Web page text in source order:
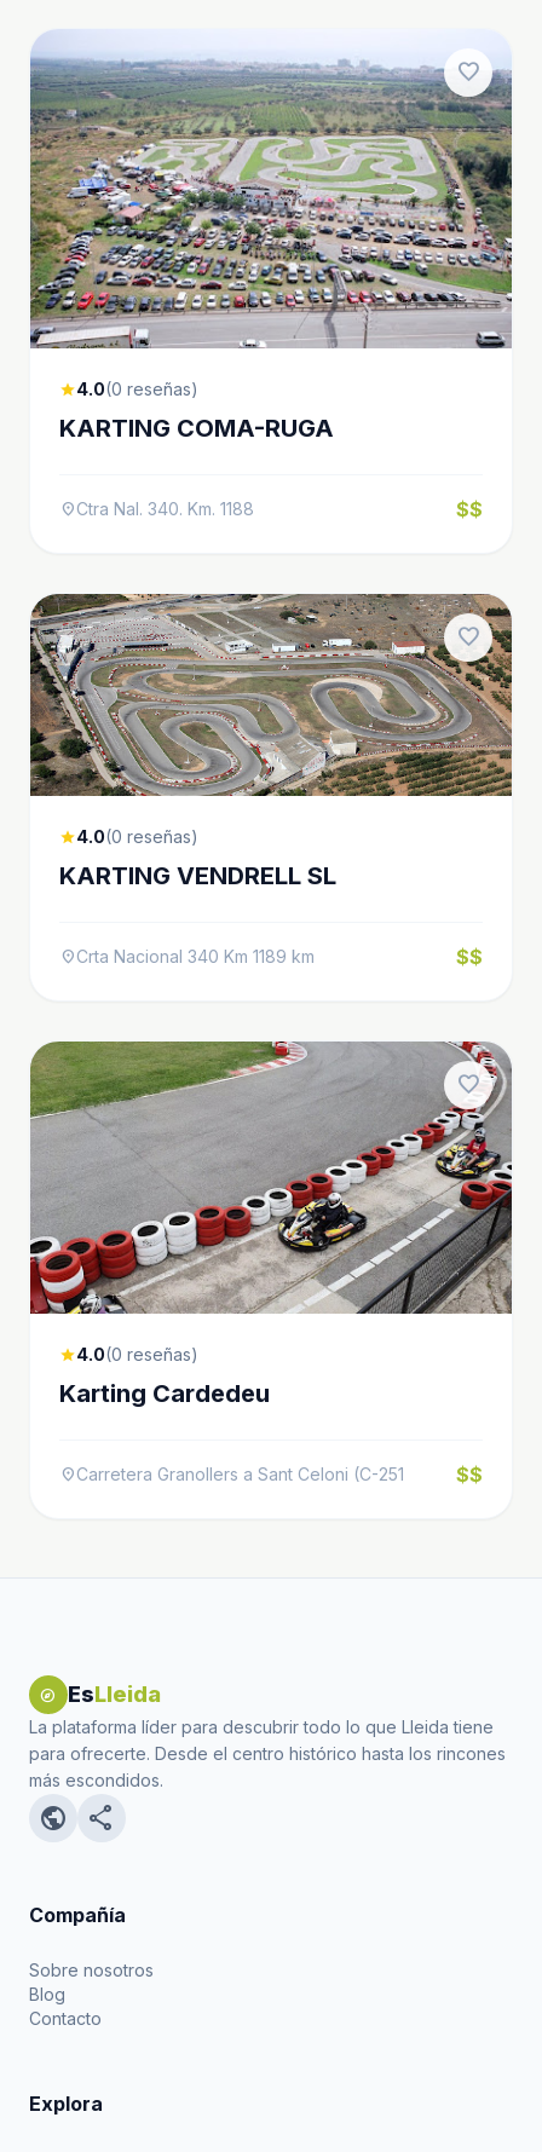
favorite
star4.0(0 reseñas)
KARTING COMA-RUGA
location_onCtra Nal. 340. Km. 1188 $$
favorite
star4.0(0 reseñas)
KARTING VENDRELL SL
location_onCrta Nacional 340 Km 1189 km $$
favorite
star4.0(0 reseñas)
Karting Cardedeu
location_onCarretera Granollers a Sant Celoni (C-251 $$
explore EsLleida
La plataforma líder para descubrir todo lo que Lleida tiene
para ofrecerte. Desde el centro histórico hasta los rincones
más escondidos.
public share
Compañía
Sobre nosotros
Blog
Contacto
Explora